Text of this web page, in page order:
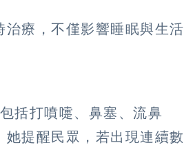
療，不僅影響睡眠與生活
括打噴嚏、鼻塞、流鼻
提醒民眾，若出現連續數